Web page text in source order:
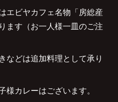
エビヤカフェ名物「房総産
ます（お一人様一皿のご注
などは追加料理として承り
カレーはございます。